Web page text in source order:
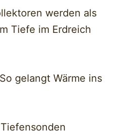
werden als
Tiefe im Erdreich
gelangt Wärme ins